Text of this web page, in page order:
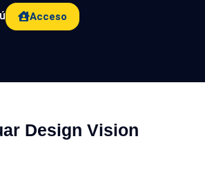
Acceso
Design Vision